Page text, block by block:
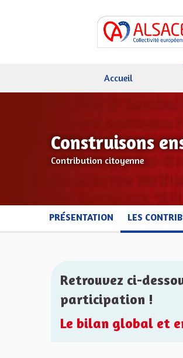
Accueil
Construisons
Contribution citoyenne
PRÉSENTATION LES
Retrouvez ci-
participation !
Le bilan global et